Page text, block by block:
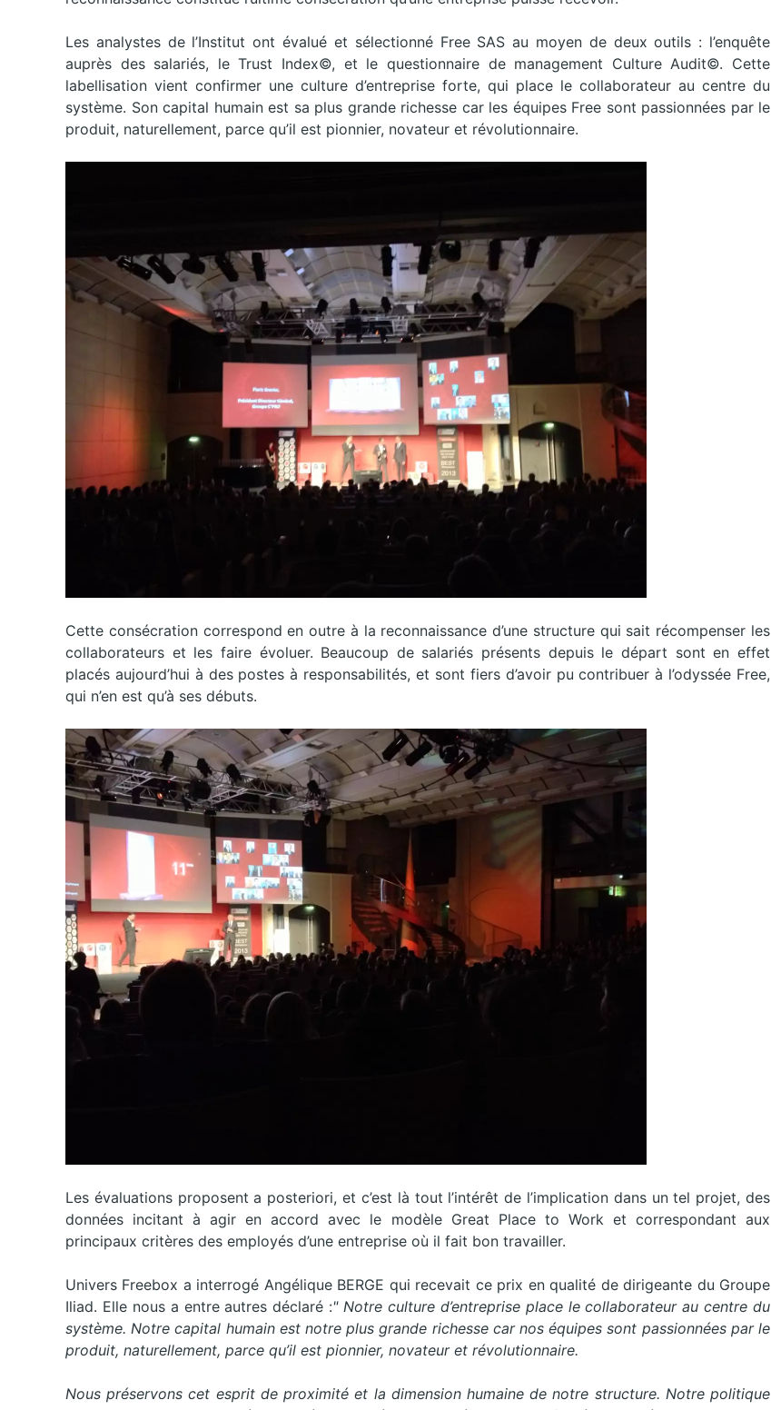
Les analystes de l’Institut ont évalué et sélectionné Free SAS au moyen de deux outils : l’enquête
auprès des salariés, le Trust Index©, et le questionnaire de management Culture Audit©. Cette
labellisation vient confirmer une culture d’entreprise forte, qui place le collaborateur au centre du
système. Son capital humain est sa plus grande richesse car les équipes Free sont passionnées par le
produit, naturellement, parce qu’il est pionnier, novateur et révolutionnaire.
Cette consécration correspond en outre à la reconnaissance d’une structure qui sait récompenser les
collaborateurs et les faire évoluer. Beaucoup de salariés présents depuis le départ sont en effet
placés aujourd’hui à des postes à responsabilités, et sont fiers d’avoir pu contribuer à l’odyssée Free,
qui n’en est qu’à ses débuts.
Les évaluations proposent a posteriori, et c’est là tout l’intérêt de l’implication dans un tel projet, des
données incitant à agir en accord avec le modèle Great Place to Work et correspondant aux
principaux critères des employés d’une entreprise où il fait bon travailler.
Univers Freebox a interrogé Angélique BERGE qui recevait ce prix en qualité de dirigeante du Groupe
Iliad. Elle nous a entre autres déclaré :" Notre culture d’entreprise place le collaborateur au centre du
système. Notre capital humain est notre plus grande richesse car nos équipes sont passionnées par le
produit, naturellement, parce qu’il est pionnier, novateur et révolutionnaire.
Nous préservons cet esprit de proximité et la dimension humaine de notre structure. Notre politique